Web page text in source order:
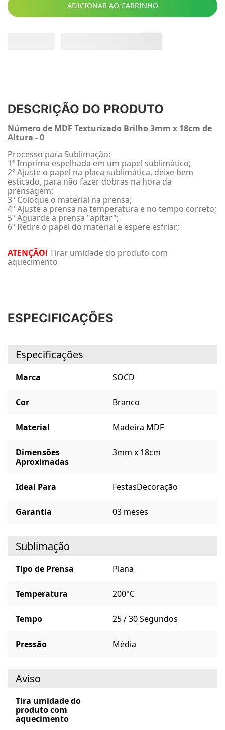
ADICIONAR AO CARRINHO
DESCRIÇÃO DO PRODUTO
Número de MDF Texturizado Brilho 3mm x 18cm de
Altura - 0
Processo para Sublimação:
1º Imprima espelhada em um papel sublimático;
2º Ajuste o papel na placa sublimática, deixe bem
esticado, para não fazer dobras na hora da
prensagem;
3º Coloque o material na prensa;
4º Ajuste a prensa na temperatura e no tempo correto;
5º Aguarde a prensa "apitar";
6º Retire o papel do material e espere esfriar;
ATENÇÃO! Tirar umidade do produto com
aquecimento
ESPECIFICAÇÕES
Especificações
Marca SOCD
Cor Branco
Material Madeira MDF
Dimensões
Aproximadas
3mm x 18cm
Ideal Para FestasDecoração
Garantia 03 meses
Sublimação
Tipo de Prensa Plana
Temperatura 200°C
Tempo 25 / 30 Segundos
Pressão Média
Aviso
Tira umidade do
produto com
aquecimento